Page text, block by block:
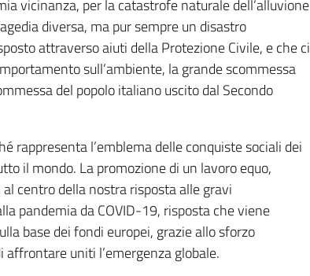
vicinanza, per la catastrofe naturale dell’alluvione
diversa, ma pur sempre un disastro
attraverso aiuti della Protezione Civile, e che ci
sull’ambiente, la grande scommessa
del popolo italiano uscito dal Secondo
rappresenta l’emblema delle conquiste sociali dei
il mondo. La promozione di un lavoro equo,
centro della nostra risposta alle gravi
pandemia da COVID-19, risposta che viene
base dei fondi europei, grazie allo sforzo
uniti l’emergenza globale.